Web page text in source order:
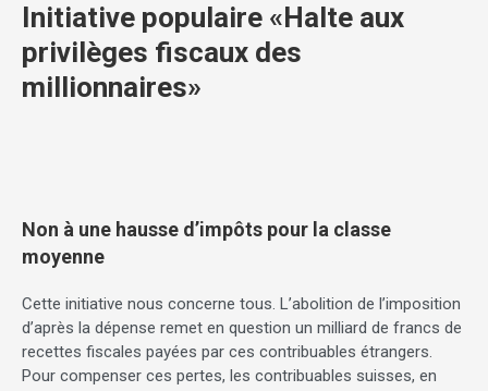
Initiative populaire «Halte aux
privilèges fiscaux des
millionnaires»
Non à une hausse d’impôts pour la classe
moyenne
Cette initiative nous concerne tous. L’abolition de l’imposition
d’après la dépense remet en question un milliard de francs de
recettes fiscales payées par ces contribuables étrangers.
Pour compenser ces pertes, les contribuables suisses, en